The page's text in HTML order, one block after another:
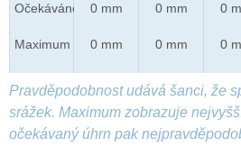
Očekáváno
Maximum
0 mm
0 mm
0 mm
0 mm
0
0
Pravděpodobnost udává šanci, že
srážek. Maximum zobrazuje
očekávaný úhrn pak